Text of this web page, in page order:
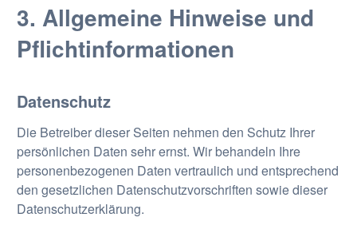
3. Allgemeine Hinweise und
Pflicht­informationen
Datenschutz
Die Betreiber dieser Seiten nehmen den Schutz Ihrer
persönlichen Daten sehr ernst. Wir behandeln Ihre
personenbezogenen Daten vertraulich und entsprechend
den gesetzlichen Datenschutzvorschriften sowie dieser
Datenschutzerklärung.